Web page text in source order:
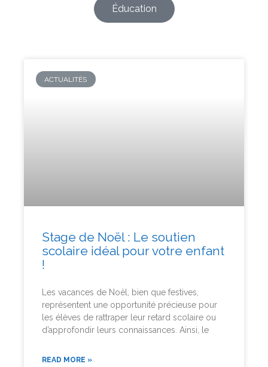
Éducation
ACTUALITÉS
Stage de Noël : Le soutien
scolaire idéal pour votre enfant
!
Les vacances de Noël, bien que festives,
représentent une opportunité précieuse pour
les élèves de rattraper leur retard scolaire ou
d’approfondir leurs connaissances. Ainsi, le
READ MORE »